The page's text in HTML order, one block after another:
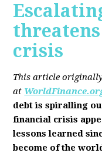
crisis
This article
at
debt is spiralling
financial crisis
lessons learned
become of the